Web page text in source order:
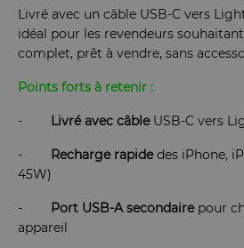
Livré avec un câble USB-C vers
idéal pour les revendeurs
complet, prêt à vendre, sans
Points forts à retenir :
- Livré avec câbleUSB-C vers
- Recharge rapidedes iPhone,
45W)
- Port USB-A secondairepour
appareil